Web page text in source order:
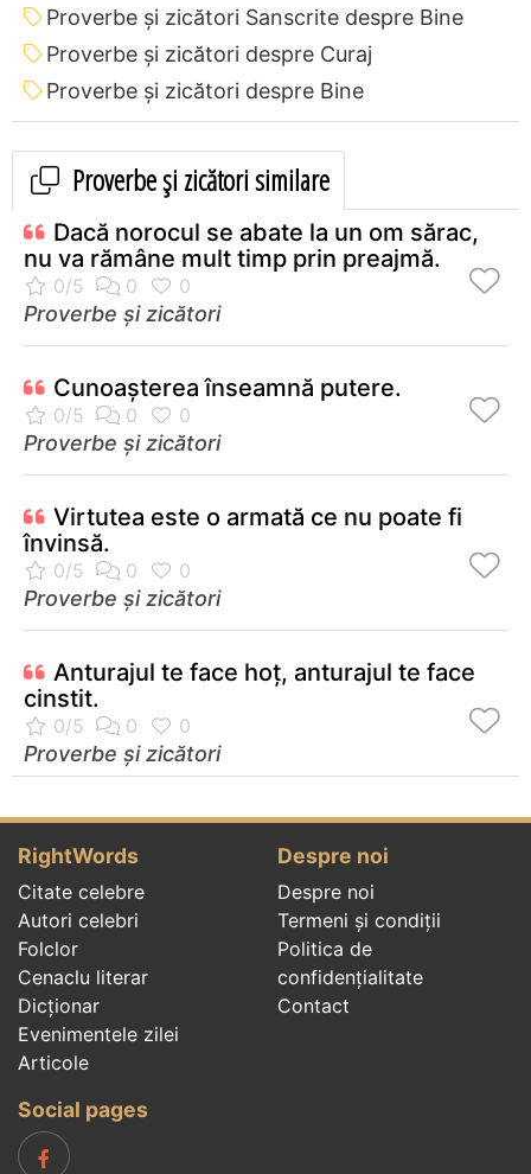
Proverbe și zicători Sanscrite despre Bine
Proverbe și zicători despre Curaj
Proverbe și zicători despre Bine
Proverbe și zicători similare
Dacă norocul se abate la un om sărac,
nu va rămâne mult timp prin preajmă.
Proverbe și zicători
Cunoașterea înseamnă putere.
Proverbe și zicători
Virtutea este o armată ce nu poate fi
învinsă.
Proverbe și zicători
Anturajul te face hoţ, anturajul te face
cinstit.
Proverbe și zicători
RightWords
Citate celebre
Autori celebri
Folclor
Cenaclu literar
Dicționar
Evenimentele zilei
Articole
Despre noi
Despre noi
Termeni și condiții
Politica de
confidenţialitate
Contact
Social pages